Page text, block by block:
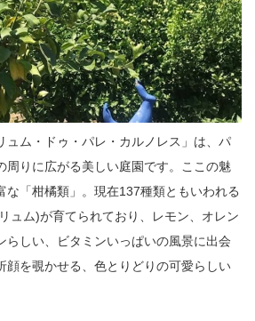
ュム・ドゥ・パレ・カルノレス」は、パ
周りに広がる美しい庭園です。ここの魅
な「柑橘類」。現在137種類ともいわれる
ュム)が育てられており、レモン、オレン
しい、ビタミンいっぱいの風景に出会
顔を覗かせる、色とりどりの可愛らしい